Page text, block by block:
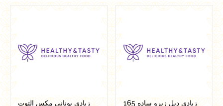
زبادي يوناني مكس التوت
زبادي دبل زيرو ساده 165